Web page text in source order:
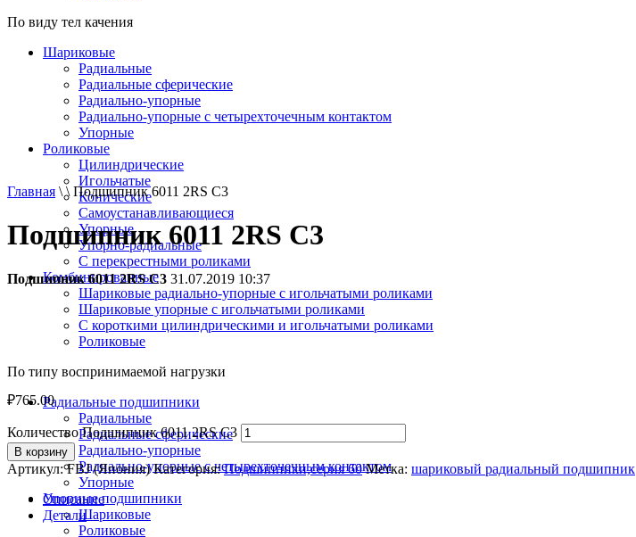
По виду тел качения
Шариковые
Радиальные
Радиальные сферические
Радиально-упорные
Радиально-упорные с четырехточечным контактом
Упорные
Роликовые
Цилиндрические
Игольчатые
Конические
Самоустанавливающиеся
Упорные
Упорно-радиальные
C перекрестными роликами
Комбинированные
Шариковые радиально-упорные с игольчатыми роликами
Шариковые упорные с игольчатыми роликами
С короткими цилиндрическими и игольчатыми роликами
Роликовые
По типу воспринимаемой нагрузки
Радиальные подшипники
Радиальные
Радиальные сферические
Радиально-упорные
Радиально-упорные с четырехточечным контактом
Упорные
Упорные подшипники
Шариковые
Роликовые
Главная \ \ Подшипник 6011 2RS C3
Подшипник 6011 2RS C3
Подшипник 6011 2RS C3 31.07.2019 10:37
₽765.00
Количество Подшипник 6011 2RS C3
В корзину
Артикул:FBJ (Япония) Категория:Подшипники,серия 60 Метка: шариковый радиальный подшипник
Описание
Детали